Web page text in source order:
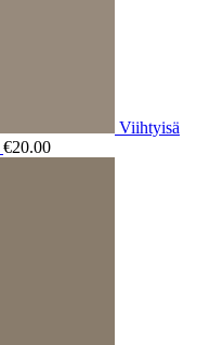
Viihtyisä
€20.00